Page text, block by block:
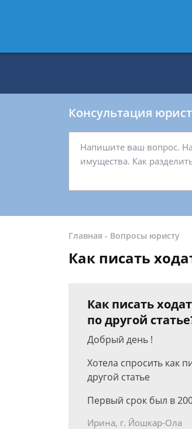
Консультация
Главная - Вопросы юристу
Как писать
Как писать
по другой
Добрый день !
Хотела спросить как
другой статье
Первый срок был в
Ирина, г. Йошкар-Ола